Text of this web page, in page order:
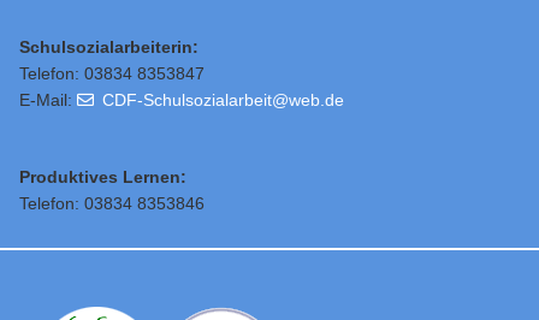
Schulsozialarbeiterin:
Telefon: 03834 8353847
E-Mail:
CDF-Schulsozialarbeit@web.de
Produktives Lernen:
Telefon: 03834 8353846